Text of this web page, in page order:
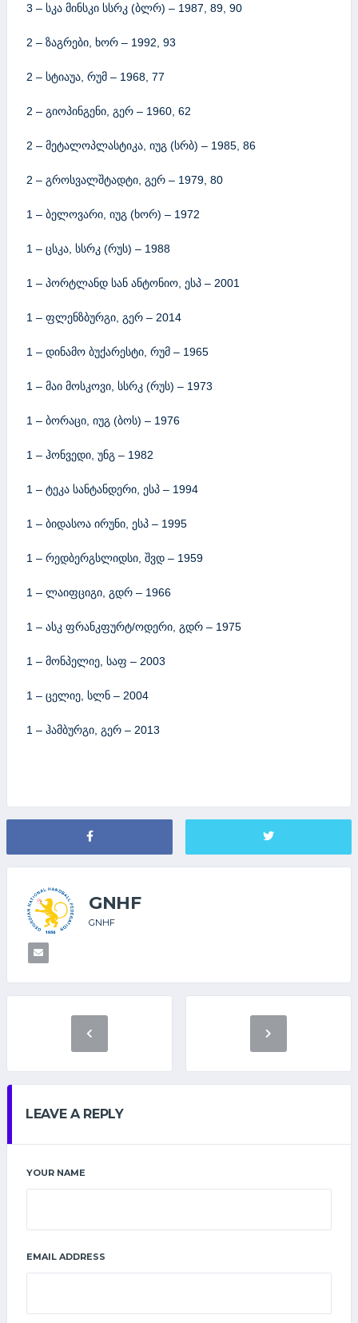
3 – სკა მინსკი სსრკ (ბლრ) – 1987, 89, 90
2 – ზაგრები, ხორ – 1992, 93
2 – სტიაუა, რუმ – 1968, 77
2 – გიოპინგენი, გერ – 1960, 62
2 – მეტალოპლასტიკა, იუგ (სრბ) – 1985, 86
2 – გროსვალშტადტი, გერ – 1979, 80
1 – ბელოვარი, იუგ (ხორ) – 1972
1 – ცსკა, სსრკ (რუს) – 1988
1 – პორტლანდ სან ანტონიო, ესპ – 2001
1 – ფლენზბურგი, გერ – 2014
1 – დინამო ბუქარესტი, რუმ – 1965
1 – მაი მოსკოვი, სსრკ (რუს) – 1973
1 – ბორაცი, იუგ (ბოს) – 1976
1 – ჰონვედი, უნგ – 1982
1 – ტეკა სანტანდერი, ესპ – 1994
1 – ბიდასოა ირუნი, ესპ – 1995
1 – რედბერგსლიდსი, შვდ – 1959
1 – ლაიფციგი, გდრ – 1966
1 – ასკ ფრანკფურტ/ოდერი, გდრ – 1975
1 – მონპელიე, საფ – 2003
1 – ცელიე, სლნ – 2004
1 – ჰამბურგი, გერ – 2013
GNHF
GNHF
LEAVE A REPLY
YOUR NAME
EMAIL ADDRESS